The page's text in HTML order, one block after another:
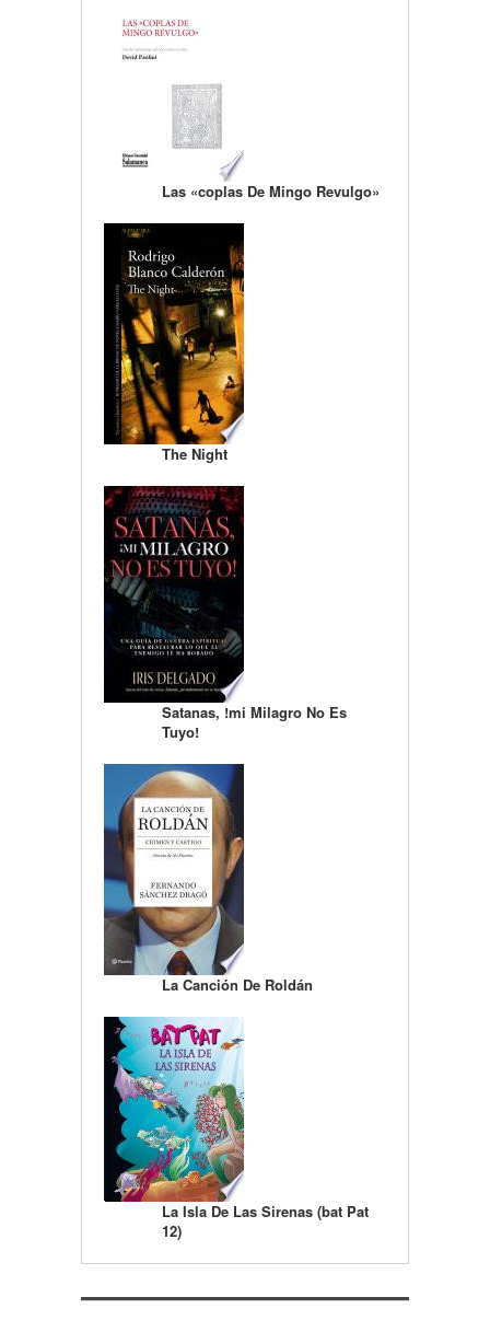
Las «coplas De Mingo Revulgo»
The Night
Satanas, !mi Milagro No Es
Tuyo!
La Canción De Roldán
La Isla De Las Sirenas (bat Pat
12)